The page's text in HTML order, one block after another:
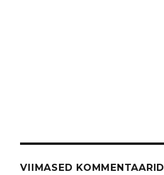
VIIMASED KOMMENTAARID